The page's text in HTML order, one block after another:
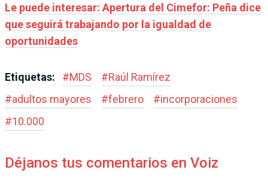
Le puede interesar: Apertura del Cimefor: Peña dice
que seguirá trabajando por la igualdad de
oportunidades
Etiquetas: #MDS #Raúl Ramírez
#adultos mayores #febrero #incorporaciones
#10.000
Déjanos tus comentarios en Voiz